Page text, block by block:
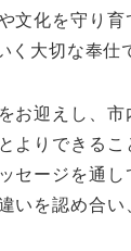
文化を守り
大切な奉仕
お迎えし、
よりできるこ
セージを通
いを認め合